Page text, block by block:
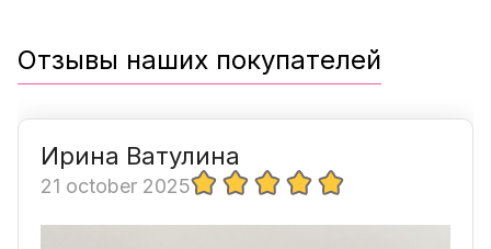
Отзывы наших покупателей
Ирина Ватулина
21 october 2025